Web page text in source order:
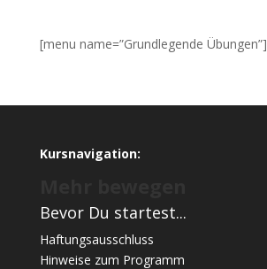
[menu name=”Grundlegende Übungen”]
Kursnavigation:
Bevor Du startest...
Haftungsausschluss
Hinweise zum Programm